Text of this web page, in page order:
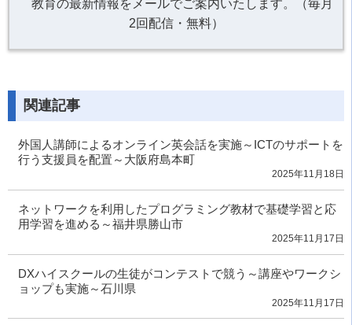
教育の最新情報をメールでご案内いたします。（毎月
2回配信・無料）
関連記事
外国人講師によるオンライン英会話を実施～ICTのサポートを
行う支援員を配置～大阪府島本町
2025年11月18日
ネットワークを利用したプログラミング教材で基礎学習と応
用学習を進める～福井県勝山市
2025年11月17日
DXハイスクールの生徒がコンテストで競う～講座やワークシ
ョップも実施～石川県
2025年11月17日